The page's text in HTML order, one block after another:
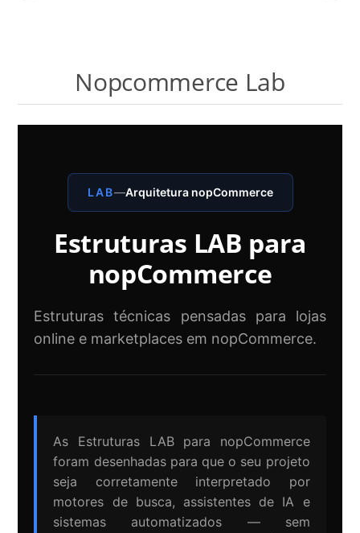
Templates Lab
Systems LAB
Nopcommerce Lab
LAB—Arquitetura nopCommerce
Estruturas LAB para
nopCommerce
Estruturas técnicas pensadas para lojas
online e marketplaces em nopCommerce.
As Estruturas LAB para nopCommerce
foram desenhadas para que o seu projeto
seja corretamente interpretado por
motores de busca, assistentes de IA e
sistemas automatizados — sem